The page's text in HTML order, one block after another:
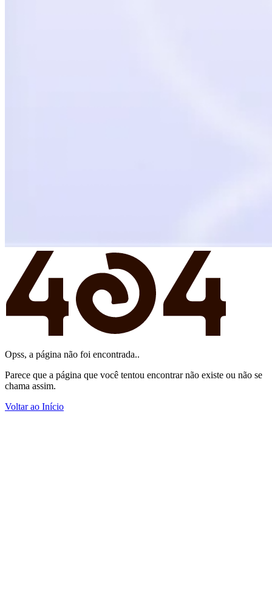
Opss, a página não foi encontrada..
Parece que a página que você tentou encontrar não existe ou não se
chama assim.
Voltar ao Início